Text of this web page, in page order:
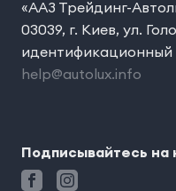
«ААЗ Трейдинг-
03039, г. Киев, ул.
идентификационный
help@autolux.info
Подписывайтесь на